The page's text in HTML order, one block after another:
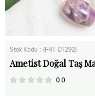
Stok Kodu (FRT-DT292)
Ametist Doğal Taş
0.0